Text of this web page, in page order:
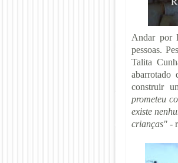
Andar por
pessoas.
Talita
construir
prometeu
existe
crianças" -